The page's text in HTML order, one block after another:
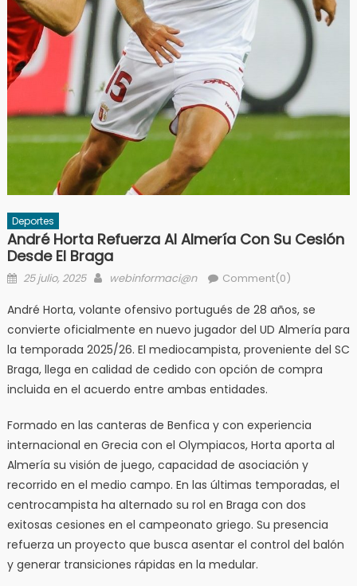
Deportes
André Horta Refuerza Al Almería Con Su Cesión
Desde El Braga
Posted
25 julio, 2025 Author
webinformaci@n Comment(0)
André Horta, volante ofensivo portugués de 28 años, se
convierte oficialmente en nuevo jugador del UD Almería para
la temporada 2025/26. El mediocampista, proveniente del SC
Braga, llega en calidad de cedido con opción de compra
incluida en el acuerdo entre ambas entidades.
Formado en las canteras de Benfica y con experiencia
internacional en Grecia con el Olympiacos, Horta aporta al
Almería su visión de juego, capacidad de asociación y
recorrido en el medio campo. En las últimas temporadas, el
centrocampista ha alternado su rol en Braga con dos
exitosas cesiones en el campeonato griego. Su presencia
refuerza un proyecto que busca asentar el control del balón
y generar transiciones rápidas en la medular.